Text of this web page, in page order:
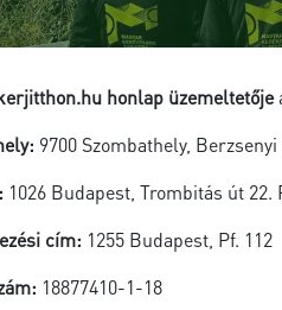
honlap üzemeltetője
9700 Szombathely,
1026 Budapest, Trombitás út 22.
cím: 1255 Budapest, Pf. 112
18877410-1-18